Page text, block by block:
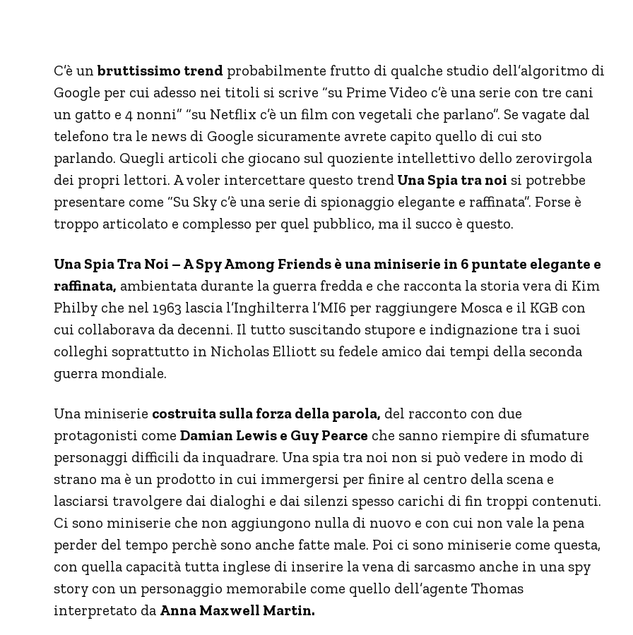
C’è un bruttissimo trend probabilmente frutto di qualche studio dell’algoritmo di
Google per cui adesso nei titoli si scrive “su Prime Video c’è una serie con tre cani
un gatto e 4 nonni” “su Netflix c’è un film con vegetali che parlano”. Se vagate dal
telefono tra le news di Google sicuramente avrete capito quello di cui sto
parlando. Quegli articoli che giocano sul quoziente intellettivo dello zerovirgola
dei propri lettori. A voler intercettare questo trend Una Spia tra noi si potrebbe
presentare come “Su Sky c’è una serie di spionaggio elegante e raffinata”. Forse è
troppo articolato e complesso per quel pubblico, ma il succo è questo.
Una Spia Tra Noi – A Spy Among Friends è una miniserie in 6 puntate elegante e
raffinata, ambientata durante la guerra fredda e che racconta la storia vera di Kim
Philby che nel 1963 lascia l’Inghilterra l’MI6 per raggiungere Mosca e il KGB con
cui collaborava da decenni. Il tutto suscitando stupore e indignazione tra i suoi
colleghi soprattutto in Nicholas Elliott su fedele amico dai tempi della seconda
guerra mondiale.
Una miniserie costruita sulla forza della parola, del racconto con due
protagonisti come Damian Lewis e Guy Pearce che sanno riempire di sfumature
personaggi difficili da inquadrare. Una spia tra noi non si può vedere in modo di
strano ma è un prodotto in cui immergersi per finire al centro della scena e
lasciarsi travolgere dai dialoghi e dai silenzi spesso carichi di fin troppi contenuti.
Ci sono miniserie che non aggiungono nulla di nuovo e con cui non vale la pena
perder del tempo perchè sono anche fatte male. Poi ci sono miniserie come questa,
con quella capacità tutta inglese di inserire la vena di sarcasmo anche in una spy
story con un personaggio memorabile come quello dell’agente Thomas
interpretato da Anna Maxwell Martin.